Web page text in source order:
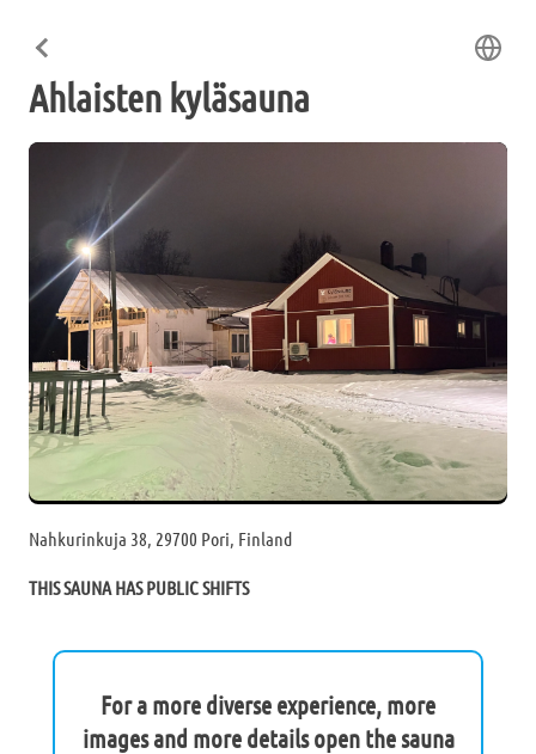
Ahlaisten kyläsauna
Nahkurinkuja 38, 29700 Pori, Finland
THIS SAUNA HAS PUBLIC SHIFTS
For a more diverse experience, more
images and more details open the sauna